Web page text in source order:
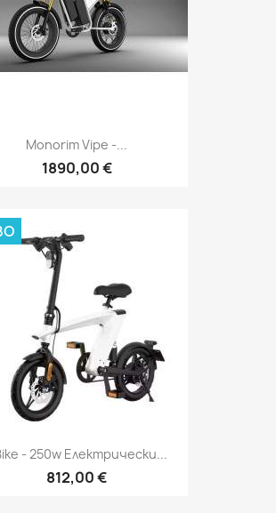
Monorim Vipe -...
1890,00 €
- 250w Електрически...
812,00 €